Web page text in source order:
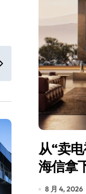
从“卖电
海信拿
全球话
8 月 4, 2026